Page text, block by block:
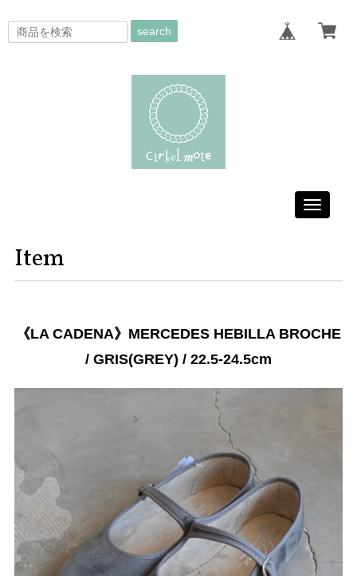
search
Toggle
Item
《LA CADENA》MERCEDES HEBILLA BROCHE
/ GRIS(GREY) / 22.5-24.5cm